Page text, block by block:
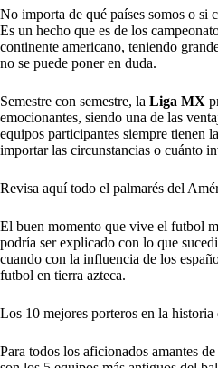
No importa de qué países somos o si
Es un hecho que es de los
continente americano, teniendo
no se puede poner en duda.
Semestre con semestre, la Liga MX
emocionantes, siendo una de las
equipos participantes siempre tienen
importar las circunstancias o cuánto
Revisa aquí todo el palmarés del
El buen momento que vive el futbol
podría ser explicado con lo que
cuando con la influencia de los
futbol en tierra azteca.
Los 10 mejores porteros en la
Para todos los aficionados amantes